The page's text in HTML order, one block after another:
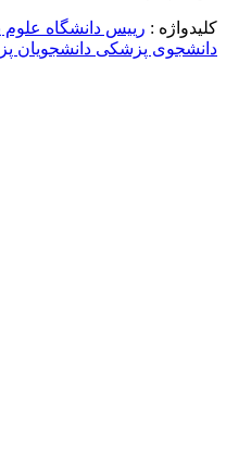
:رییس دانشگاه علوم
پزشکی دانشجویان پزشکی